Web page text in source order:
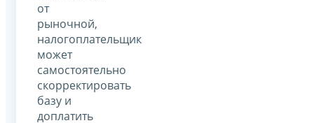
от
рыночной,
налогоплательщик
может
самостоятельно
скорректировать
базу и
доплатить